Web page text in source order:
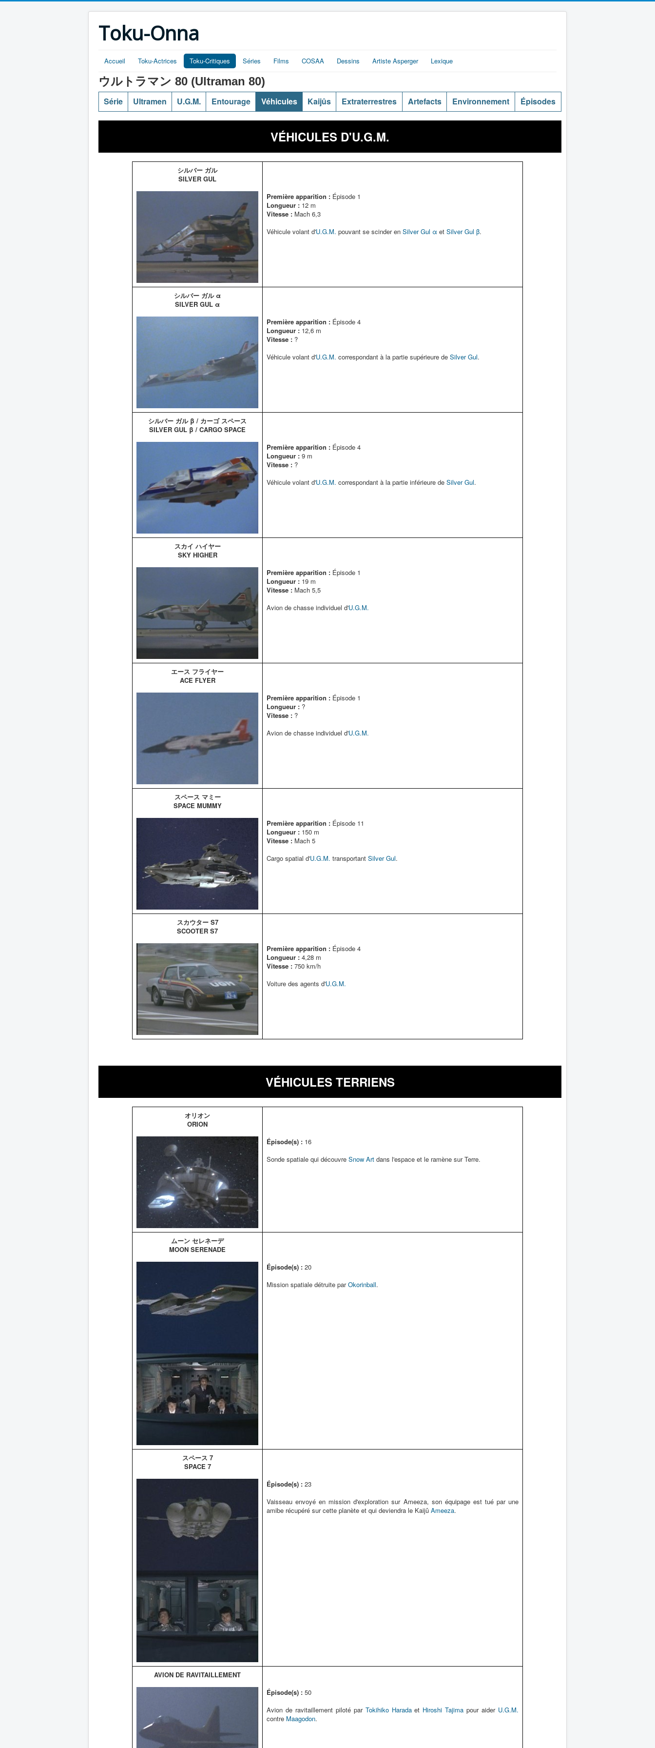
Toku-Onna
Accueil Toku-Actrices Toku-Critiques Séries Films COSAA Dessins Artiste Asperger Lexique
ウルトラマン 80 (Ultraman 80)
Série Ultramen U.G.M. Entourage Véhicules Kaijûs Extraterrestres Artefacts Environnement Épisodes
VÉHICULES D'U.G.M.
シルバー ガル
SILVER GUL
Première apparition : Épisode 1
Longueur : 12 m
Vitesse : Mach 6,3
Véhicule volant d'U.G.M. pouvant se scinder en Silver Gul α et Silver Gul β.
シルバー ガル α
SILVER GUL α
Première apparition : Épisode 4
Longueur : 12,6 m
Vitesse : ?
Véhicule volant d'U.G.M. correspondant à la partie supérieure de Silver Gul.
シルバー ガル β / カーゴ スペース
SILVER GUL β / CARGO SPACE
Première apparition : Épisode 4
Longueur : 9 m
Vitesse : ?
Véhicule volant d'U.G.M. correspondant à la partie inférieure de Silver Gul.
スカイ ハイヤー
SKY HIGHER
Première apparition : Épisode 1
Longueur : 19 m
Vitesse : Mach 5,5
Avion de chasse individuel d'U.G.M.
エース フライヤー
ACE FLYER
Première apparition : Épisode 1
Longueur : ?
Vitesse : ?
Avion de chasse individuel d'U.G.M.
スペース マミー
SPACE MUMMY
Première apparition : Épisode 11
Longueur : 150 m
Vitesse : Mach 5
Cargo spatial d'U.G.M. transportant Silver Gul.
スカウター S7
SCOOTER S7
Première apparition : Épisode 4
Longueur : 4,28 m
Vitesse : 750 km/h
Voiture des agents d'U.G.M.
VÉHICULES TERRIENS
オリオン
ORION
Épisode(s) : 16
Sonde spatiale qui découvre Snow Art dans l'espace et le ramène sur Terre.
ムーン セレネーデ
MOON SERENADE
Épisode(s) : 20
Mission spatiale détruite parOkorinball.
スペース 7
SPACE 7
Épisode(s) : 23
Vaisseau envoyé en mission d'exploration sur Ameeza, son équipage est tué par une
amibe récupéré sur cette planète et qui deviendra le Kaijû Ameeza.
AVION DE RAVITAILLEMENT
Épisode(s) : 50
Avion de ravitaillement piloté par Tokihiko Haradaet Hiroshi Tajima pour aider U.G.M.
contre Maagodon.